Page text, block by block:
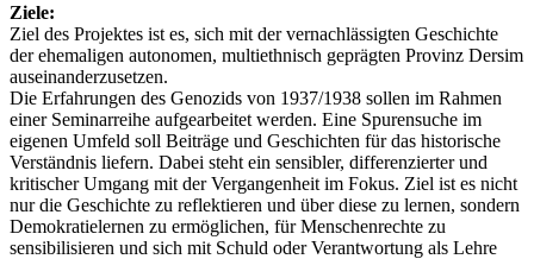
Ziele:
Ziel des Projektes ist es, sich mit der vernachlässigten Geschichte
der ehemaligen autonomen, multiethnisch geprägten Provinz Dersim
auseinanderzusetzen.
Die Erfahrungen des Genozids von 1937/1938 sollen im Rahmen
einer Seminarreihe aufgearbeitet werden. Eine Spurensuche im
eigenen Umfeld soll Beiträge und Geschichten für das historische
Verständnis liefern. Dabei steht ein sensibler, differenzierter und
kritischer Umgang mit der Vergangenheit im Fokus. Ziel ist es nicht
nur die Geschichte zu reflektieren und über diese zu lernen, sondern
Demokratielernen zu ermöglichen, für Menschenrechte zu
sensibilisieren und sich mit Schuld oder Verantwortung als Lehre